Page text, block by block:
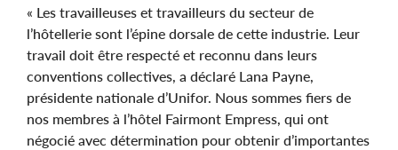
« Les travailleuses et travailleurs du secteur de
l’hôtellerie sont l’épine dorsale de cette industrie. Leur
travail doit être respecté et reconnu dans leurs
conventions collectives, a déclaré Lana Payne,
présidente nationale d’Unifor. Nous sommes fiers de
nos membres à l’hôtel Fairmont Empress, qui ont
négocié avec détermination pour obtenir d’importantes